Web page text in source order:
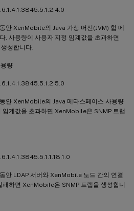
안 XenMobile의 Java 가상 머신(JVM) 힙 메
. 사용량이 사용자 지정 임계값을 초과하면
성합니다.
량
안 XenMobile의 Java 메타스페이스 사용량
임계값을 초과하면 XenMobile은 SNMP 트랩
안 LDAP 서버와 XenMobile 노드 간의 연결
패하면 XenMobile은 SNMP 트랩을 생성합니